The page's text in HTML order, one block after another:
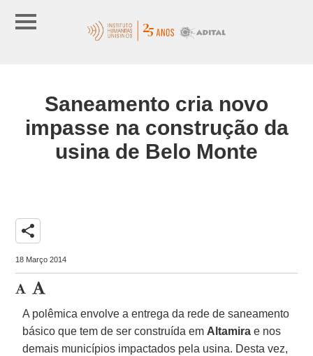
Saneamento cria novo
impasse na construção da
usina de Belo Monte
share
18 Março 2014
A polêmica envolve a entrega da rede de saneamento
básico que tem de ser construída em Altamira e nos
demais municípios impactados pela usina. Desta vez,